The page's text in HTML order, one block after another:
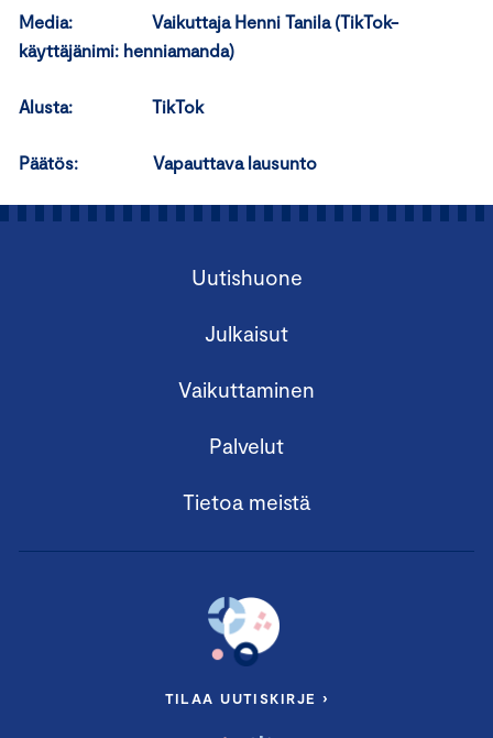
Media: Vaikuttaja Henni Tanila (TikTok-
käyttäjänimi: henniamanda)
Alusta: TikTok
Päätös: Vapauttava lausunto
Uutishuone
Julkaisut
Vaikuttaminen
Palvelut
Tietoa meistä
TILAA UUTISKIRJE ›